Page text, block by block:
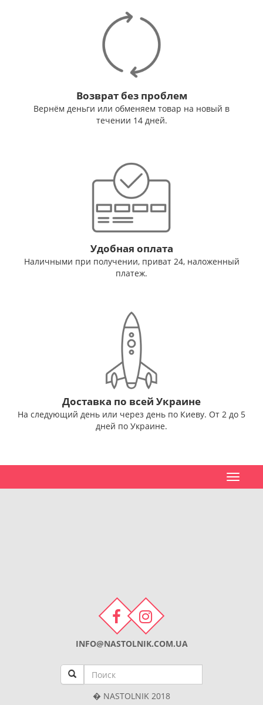
Возврат без проблем
Вернём деньги или обменяем товар на новый в
течении 14 дней.
Удобная оплата
Наличными при получении, приват 24, наложенный
платеж.
Доставка по всей Украине
На следующий день или через день по Киеву. От 2 до 5
дней по Украине.
Toggle
INFO@NASTOLNIK.COM.UA
� NASTOLNIK 2018